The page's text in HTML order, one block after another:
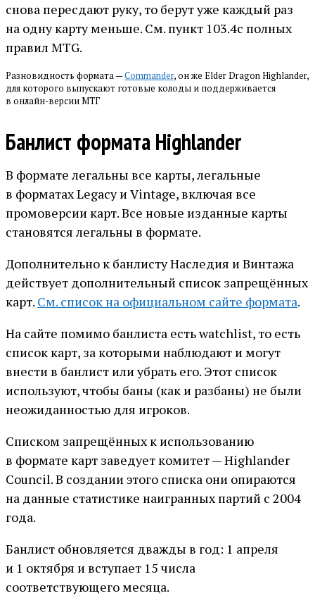
снова пересдают руку, то берут уже каждый раз
на одну карту меньше. См. пункт 103.4c полных
правил MTG.
Разновидность формата —Commander, он же Elder Dragon Highlander,
для которого выпускают готовые колоды и поддерживается
в онлайн-версии МТГ
Банлист формата Highlander
В формате легальны все карты, легальные
в форматах Legacy и Vintage, включая все
промоверсии карт. Все новые изданные карты
становятся легальны в формате.
Дополнительно к банлисту Наследия и Винтажа
действует дополнительный список запрещённых
карт. См. список на официальном сайте формата.
На сайте помимо банлиста есть watchlist, то есть
список карт, за которыми наблюдают и могут
внести в банлист или убрать его. Этот список
используют, чтобы баны (как и разбаны) не были
неожиданностью для игроков.
Списком запрещённых к использованию
в формате карт заведует комитет — Highlander
Council. В создании этого списка они опираются
на данные статистике наигранных партий с 2004
года.
Банлист обновляется дважды в год: 1 апреля
и 1 октября и вступает 15 числа
соответствующего месяца.